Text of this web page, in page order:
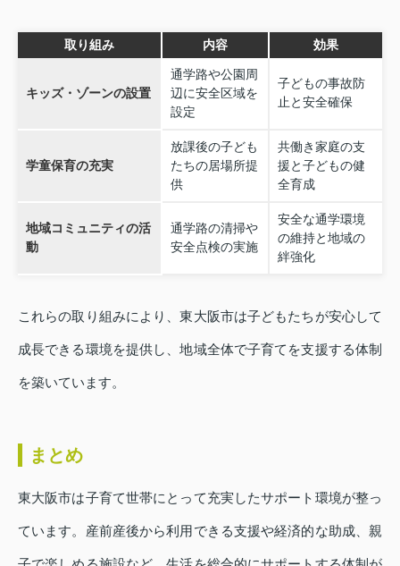
取り組み 内容 効果
キッズ・ゾーンの設置
通学路や公園周
辺に安全区域を
設定
子どもの事故防
止と安全確保
学童保育の充実
放課後の子ども
たちの居場所提
供
共働き家庭の支
援と子どもの健
全育成
地域コミュニティの活
動
通学路の清掃や
安全点検の実施
安全な通学環境
の維持と地域の
絆強化
これらの取り組みにより、東大阪市は子どもたちが安心して
成長できる環境を提供し、地域全体で子育てを支援する体制
を築いています。
まとめ
東大阪市は子育て世帯にとって充実したサポート環境が整っ
ています。産前産後から利用できる支援や経済的な助成、親